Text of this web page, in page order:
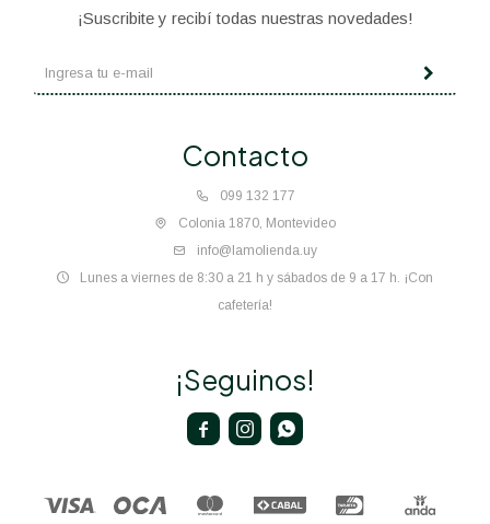
Contacto
099 132 177
Colonia 1870, Montevideo
info@lamolienda.uy
Lunes a viernes de 8:30 a 21 h y sábados de 9 a 17 h. ¡Con
cafetería!
¡Suscribite y recibí todas nuestras novedades!
¡Seguinos!
  